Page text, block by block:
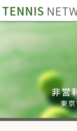
TENNIS
非営
東